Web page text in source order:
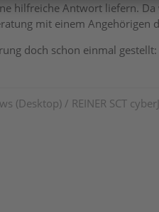
hilfreiche Antwort liefern.
mit einem Angehörigen
doch schon einmal gestellt:
(Desktop) / REINER SCT